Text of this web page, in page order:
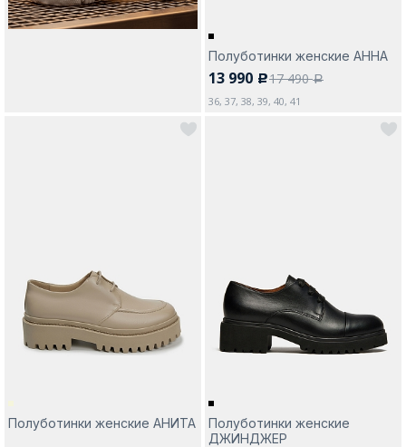
Полуботинки женские АННА
13 990 c17 490a
36, 37, 38, 39, 40, 41
Полуботинки женские АНИТА
Полуботинки женские
ДЖИНДЖЕР